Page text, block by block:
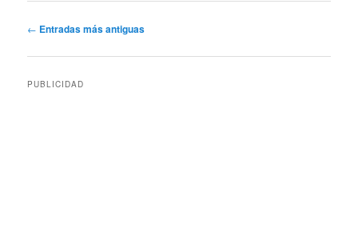
Navegación
entradas
← Entradas más antiguas
PUBLICIDAD